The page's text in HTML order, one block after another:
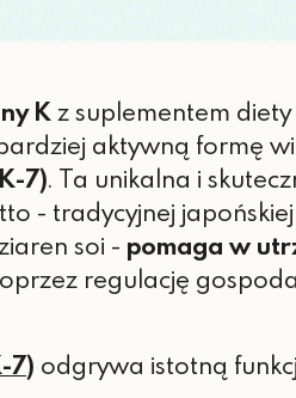
K z suplementem diety
aktywną formę
7). Ta unikalna i
- tradycyjnej
soi - pomaga w
regulację
7) odgrywa istotną